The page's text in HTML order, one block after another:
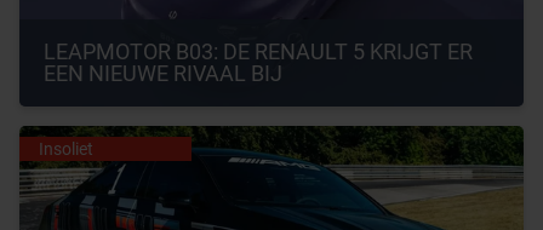
LEAPMOTOR B03: DE RENAULT 5 KRIJGT ER
EEN NIEUWE RIVAAL BIJ
Insoliet